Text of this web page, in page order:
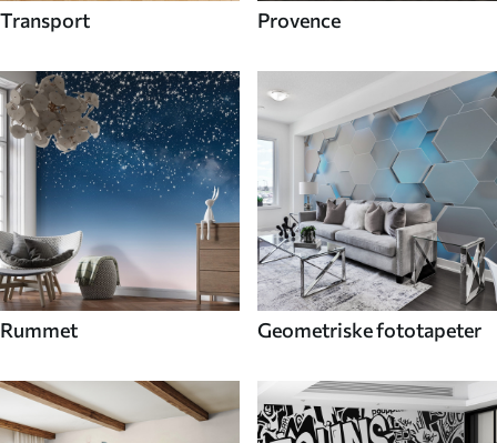
Transport Provence
Rummet Geometriske fototapeter